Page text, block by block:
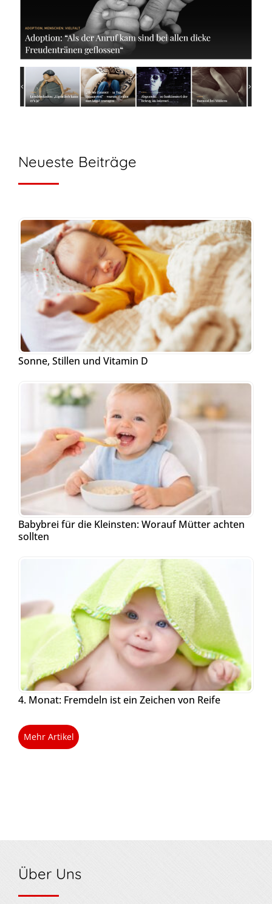
Neueste Beiträge
Sonne, Stillen und Vitamin D
Babybrei für die Kleinsten: Worauf Mütter achten
sollten
4. Monat: Fremdeln ist ein Zeichen von Reife
Mehr Artikel
Über Uns